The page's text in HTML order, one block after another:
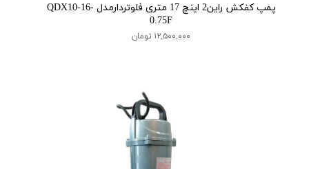
پمپ کفکش راین2 اینچ 17 متری فلوتردارمدل QDX10-16-
0.75F
۱۲,۵۰۰,۰۰۰ تومان